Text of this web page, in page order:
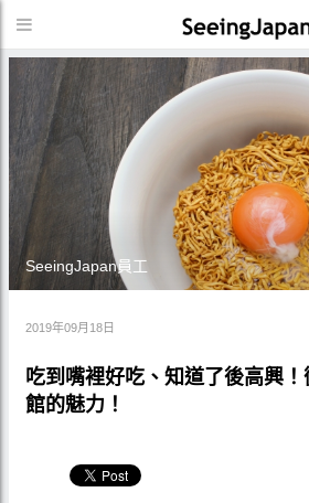
SeeingJapan員工
2019年09月18日
吃到嘴裡好吃、知道了後高興
館的魅力！